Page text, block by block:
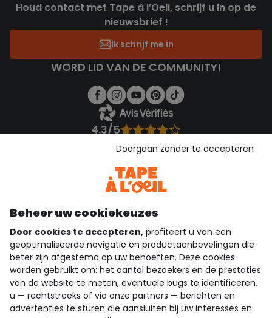
Houd contact met Tape à l’Oeil, schrijf u in op de
nieuwsbrief !
Ik schrijf me in
WORD LID VAN DE COMMUNITY!
4.3/5
Bekijk de vertrouwensverklaring
Download onze applicatie
Ontdek onze applicatie
wie zijn we?
hulp nodig
loyalty club
Beheer uw cookiekeuzes
Door cookies te accepteren, profiteert u van een
geoptimaliseerde navigatie en productaanbevelingen die
beter zijn afgestemd op uw behoeften. Deze cookies
worden gebruikt om: het aantal bezoekers en de prestaties
van de website te meten, eventuele bugs te identificeren,
u — rechtstreeks of via onze partners — berichten en
advertenties te sturen die aansluiten bij uw interesses en
Doorgaan zonder te accepteren